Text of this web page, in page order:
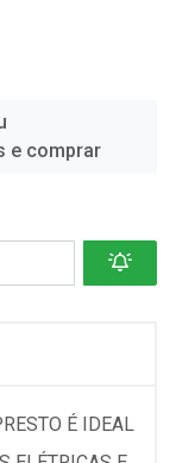
e comprar
É IDEAL